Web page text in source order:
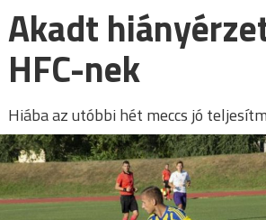
Akadt
HFC-nek
Hiába az utóbbi hét meccs jó